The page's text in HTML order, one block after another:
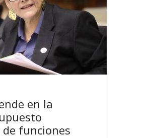
en la
funciones